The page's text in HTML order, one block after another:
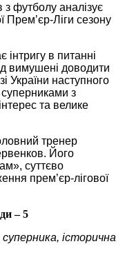
з футболу аналізує
Прем’єр-Ліги сезону
інтригу в питанні
вимушені доводити
України наступного
з
та велике
тренер
Його
суттєво
прем’єр-лігової
– 5
історична